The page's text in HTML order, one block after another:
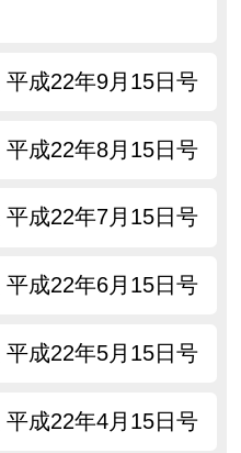
成22年9月15日号
成22年8月15日号
成22年7月15日号
成22年6月15日号
成22年5月15日号
成22年4月15日号